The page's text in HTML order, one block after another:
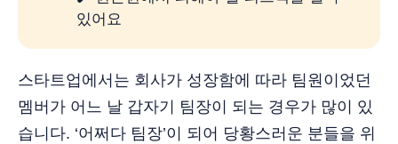
있어요
스타트업에서는 회사가 성장함에 따라 팀원이었던
멤버가 어느 날 갑자기 팀장이 되는 경우가 많이 있
습니다. ‘어쩌다 팀장’이 되어 당황스러운 분들을 위